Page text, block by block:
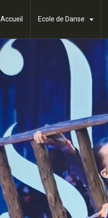
Accueil Ecole de Danse